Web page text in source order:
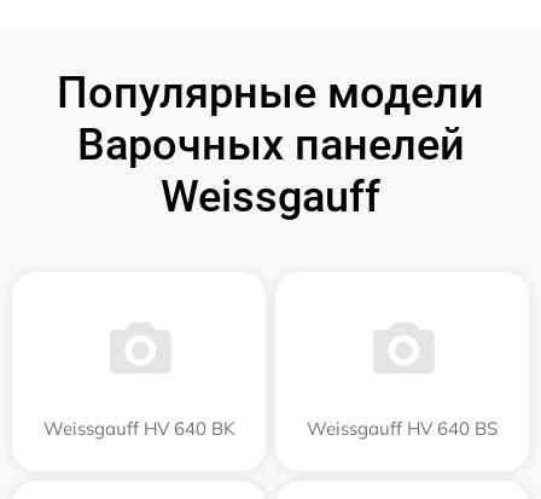
Популярные модели
Варочных панелей
Weissgauff
Weissgauff HV 640 BK Weissgauff HV 640 BS